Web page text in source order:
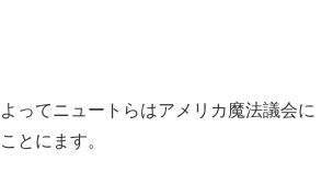
ってニュートらはアメリカ魔法議会に
とにます。